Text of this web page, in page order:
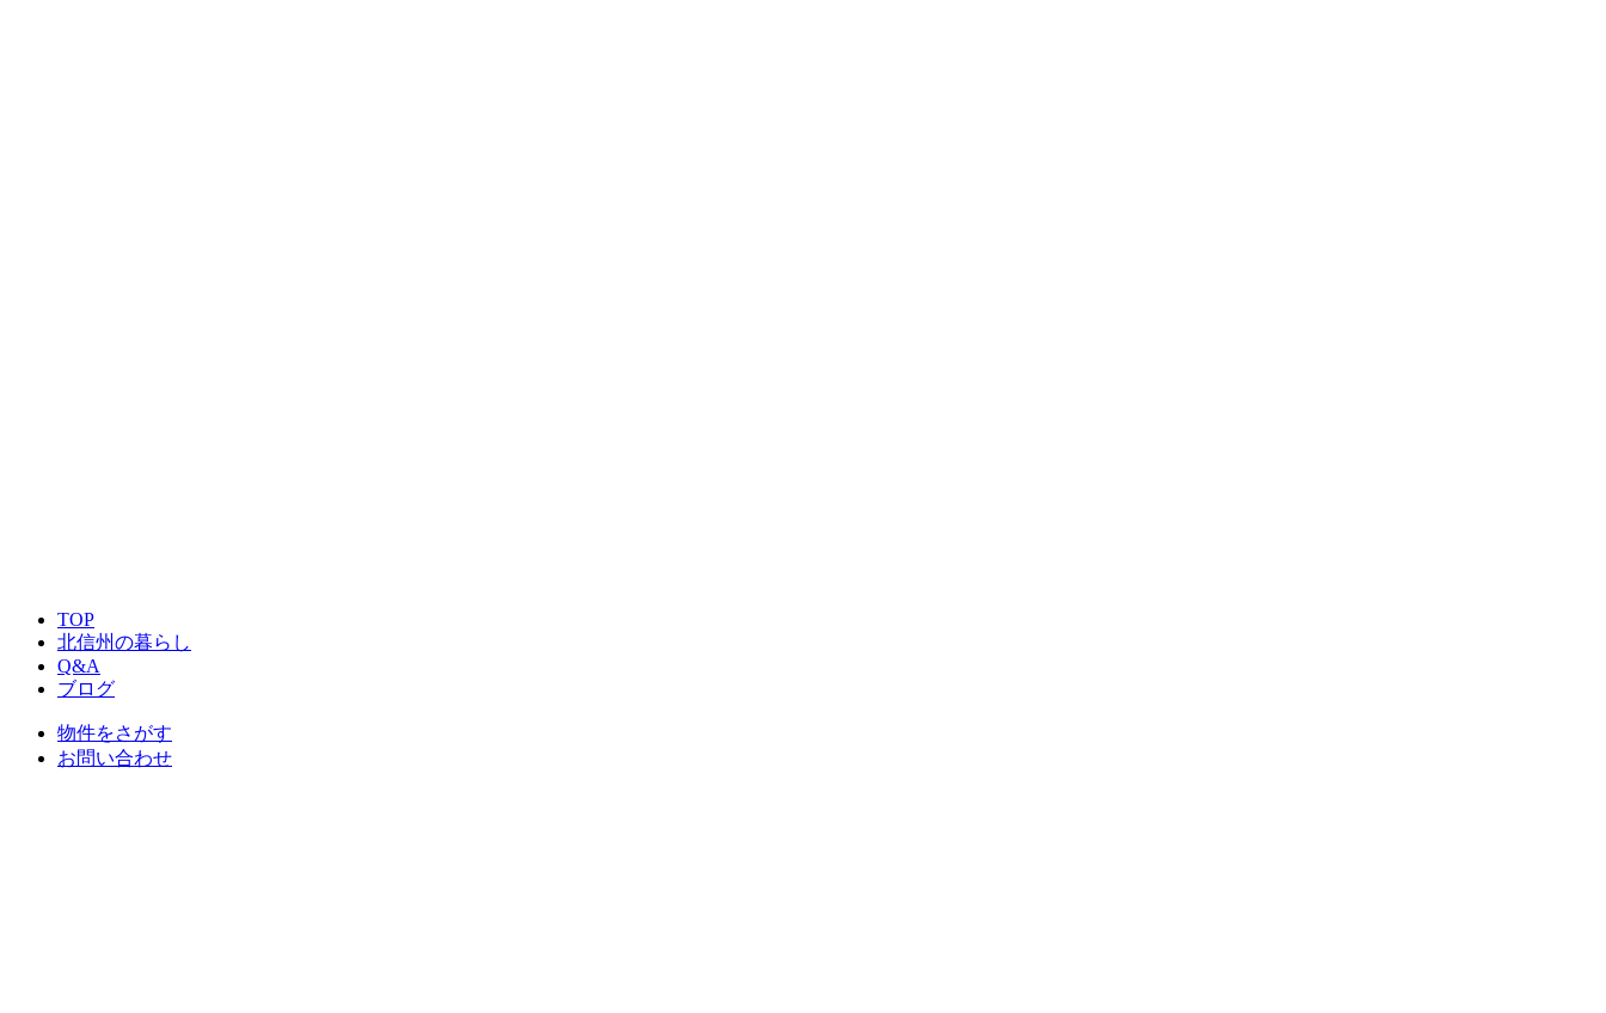
TOP
北信州の暮らし
Q&A
ブログ
物件をさがす
お問い合わせ